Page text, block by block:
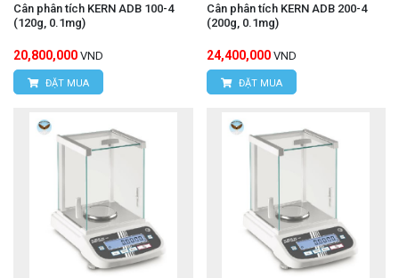
Cân phân tích KERN ADB 100-4
(120g, 0.1mg)
20,800,000 VND
ĐẶT MUA
Cân phân tích KERN ADB 200-4
(200g, 0.1mg)
24,400,000 VND
ĐẶT MUA